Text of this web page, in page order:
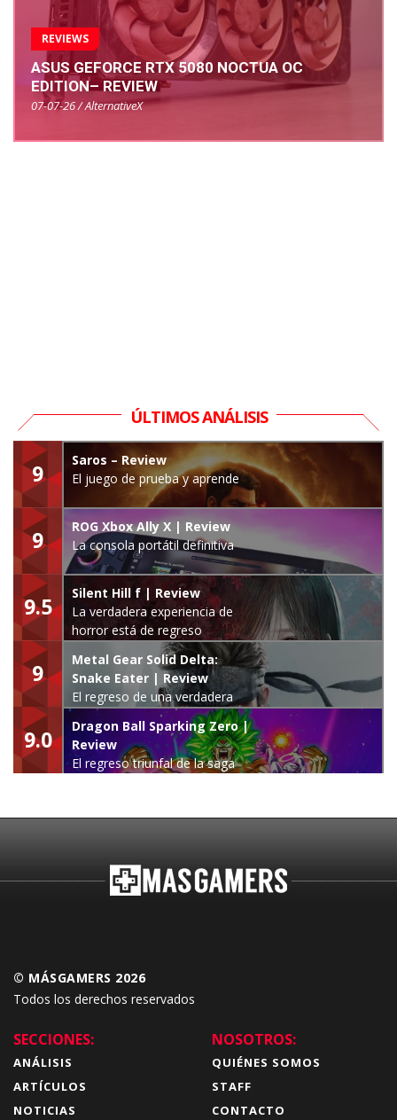
REVIEWS
ASUS GEFORCE RTX 5080 NOCTUA OC
EDITION– REVIEW
07-07-26 / AlternativeX
ÚLTIMOS ANÁLISIS
9
Saros – Review
El juego de prueba y aprende
9
ROG Xbox Ally X | Review
La consola portátil definitiva
9.5
Silent Hill f | Review
La verdadera experiencia de
horror está de regreso
9
Metal Gear Solid Delta:
Snake Eater | Review
El regreso de una verdadera
leyenda
9.0
Dragon Ball Sparking Zero |
Review
El regreso triunfal de la saga
© MÁSGAMERS 2026
Todos los derechos reservados
SECCIONES:
ANÁLISIS
ARTÍCULOS
NOTICIAS
NOSOTROS:
QUIÉNES SOMOS
STAFF
CONTACTO